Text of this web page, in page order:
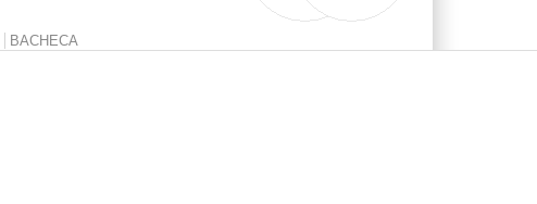
BACHECA